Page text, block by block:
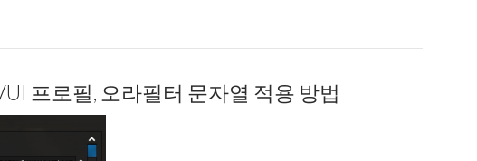
Style A 공유용
프로필, 오라필터 문자열 적용 방법